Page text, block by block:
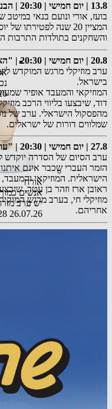
13.8 | יום חמישי | 20:30 | הבנאים שרים בנאי
בועז, אורי ונועם בנאי
המציין 20 שנה
והשחקנים בתולדות התרבות
20.8 | יום חמישי | 20:30 | "האור של מנור"
ערב מוזיקלי מרגש המוקדש
בישראל.
המוזיקאי והמעבד אופיר
דוד, שיבצעו בליווי הרכב
מהפסקול הישראלי. ערב של
שמלווים דורות של ישראלים.
27.8 | יום חמישי | 20:30 | "עוד חוזר הניגון- הצליל שנשאר"
ערב הסיום של הסדרה יוקדש
הזמר העברי שכבר אינם
הישראלית. המוזיקאי
ראובן ארז וזהר בן עטר,
מוזיקלי חי, בערב מרגש
אחריהם.
אורח
אנשים
יש ערב
26.07.26 18:28